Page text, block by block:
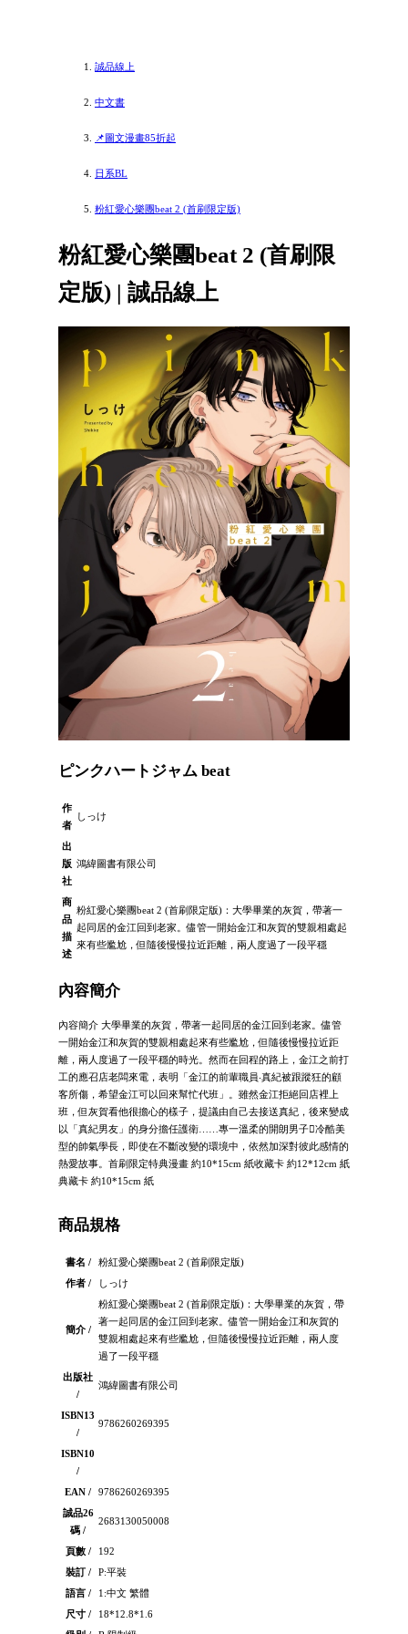
誠品線上
中文書
📌圖文漫畫85折起
日系BL
粉紅愛心樂團beat 2 (首刷限定版)
粉紅愛心樂團beat 2 (首刷限
定版) | 誠品線上
ピンクハートジャム beat
作
者
しっけ
出
版
社
鴻緯圖書有限公司
商
品
描
述
粉紅愛心樂團beat 2 (首刷限定版)：大學畢業的灰賀，帶著一
起同居的金江回到老家。儘管一開始金江和灰賀的雙親相處起
來有些尷尬，但隨後慢慢拉近距離，兩人度過了一段平穩
內容簡介
內容簡介 大學畢業的灰賀，帶著一起同居的金江回到老家。儘管
一開始金江和灰賀的雙親相處起來有些尷尬，但隨後慢慢拉近距
離，兩人度過了一段平穩的時光。然而在回程的路上，金江之前打
工的應召店老闆來電，表明「金江的前輩職員‧真紀被跟蹤狂的顧
客所傷，希望金江可以回來幫忙代班」。雖然金江拒絕回店裡上
班，但灰賀看他很擔心的樣子，提議由自己去接送真紀，後來變成
以「真紀男友」的身分擔任護衛……專一溫柔的開朗男子冷酷美
型的帥氣學長，即使在不斷改變的環境中，依然加深對彼此感情的
熱愛故事。首刷限定特典漫畫 約10*15cm 紙收藏卡 約12*12cm 紙
典藏卡 約10*15cm 紙
商品規格
書名 /
粉紅愛心樂團beat 2 (首刷限定版)
作者 /
しっけ
簡介 /
粉紅愛心樂團beat 2 (首刷限定版)：大學畢業的灰賀，帶
著一起同居的金江回到老家。儘管一開始金江和灰賀的
雙親相處起來有些尷尬，但隨後慢慢拉近距離，兩人度
過了一段平穩
出版社
/
鴻緯圖書有限公司
ISBN13
/
9786260269395
ISBN10
/
EAN /
9786260269395
誠品26
碼 /
2683130050008
頁數 /
192
裝訂 /
P:平裝
語言 /
1:中文 繁體
尺寸 /
18*12.8*1.6